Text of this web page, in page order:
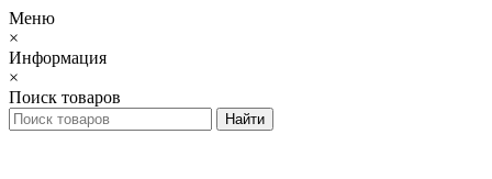
Меню
×
Информация
×
Поиск товаров